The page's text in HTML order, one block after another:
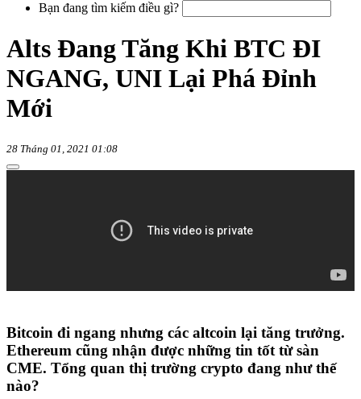
Bạn đang tìm kiếm điều gì?
Alts Đang Tăng Khi BTC ĐI
NGANG, UNI Lại Phá Đỉnh
Mới
28 Tháng 01, 2021 01:08
Bitcoin đi ngang nhưng các altcoin lại tăng trưởng.
Ethereum cũng nhận được những tin tốt từ sàn
CME. Tổng quan thị trường crypto đang như thế
nào?